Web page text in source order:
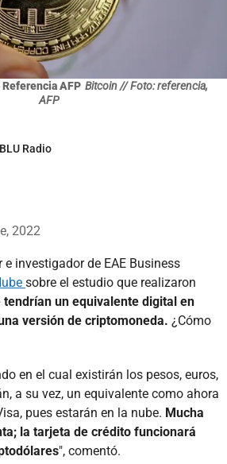
AFP Bitcoin // Foto: referencia,
AFP
Radio
2022
e investigador de EAE Business
sobre el estudio que realizaron
tendrían un equivalente digital en
versión de criptomoneda. ¿Cómo
en el cual existirán los pesos, euros,
a su vez, un equivalente como ahora
pues estarán en la nube. Mucha
la tarjeta de crédito funcionará
", comentó.